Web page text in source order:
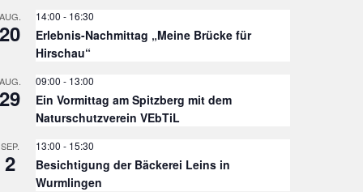
20
14:00 - 16:30
Erlebnis-Nachmittag „Meine Brücke für
Hirschau“
29
09:00 - 13:00
Ein Vormittag am Spitzberg mit dem
Naturschutzverein VEbTiL
SEP.
2
13:00 - 15:30
Besichtigung der Bäckerei Leins in
Wurmlingen